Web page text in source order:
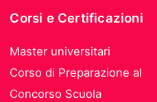
Corsi e Certificazioni
Master universitari
Corso di Preparazione al
Concorso Scuola